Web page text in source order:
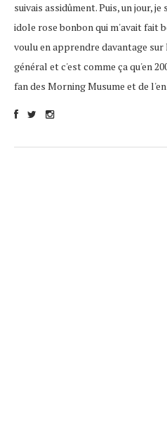
suivais assidûment. Puis, un jour,
idole rose bonbon qui m'avait fait
voulu en apprendre davantage
général et c'est comme ça qu'en
fan des Morning Musume et de